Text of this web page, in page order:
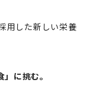
用した新しい栄養
に挑む。